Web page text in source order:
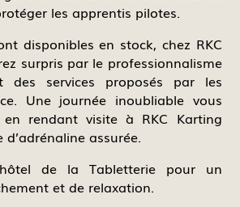
les apprentis pilotes.
disponibles en stock, chez RKC
surpris par le professionnalisme
des services proposés par les
Une journée inoubliable vous
en rendant visite à RKC Karting
assurée.
de la Tabletterie pour un
et de relaxation.